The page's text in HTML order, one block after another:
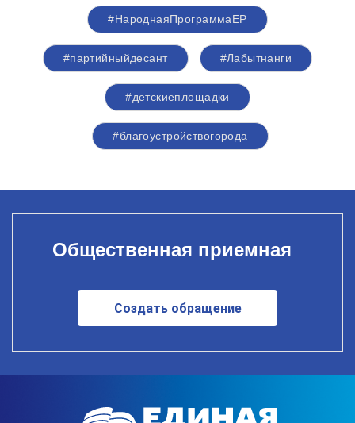
#НароднаяПрограммаЕР
#партийныйдесант #Лабытнанги
#детскиеплощадки
#благоустройствогорода
Общественная приемная
Создать обращение